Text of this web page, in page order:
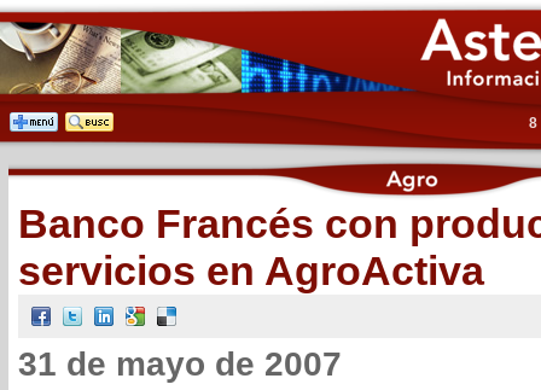
8
Banco Francés con
servicios en AgroActiva
31 de mayo de 2007